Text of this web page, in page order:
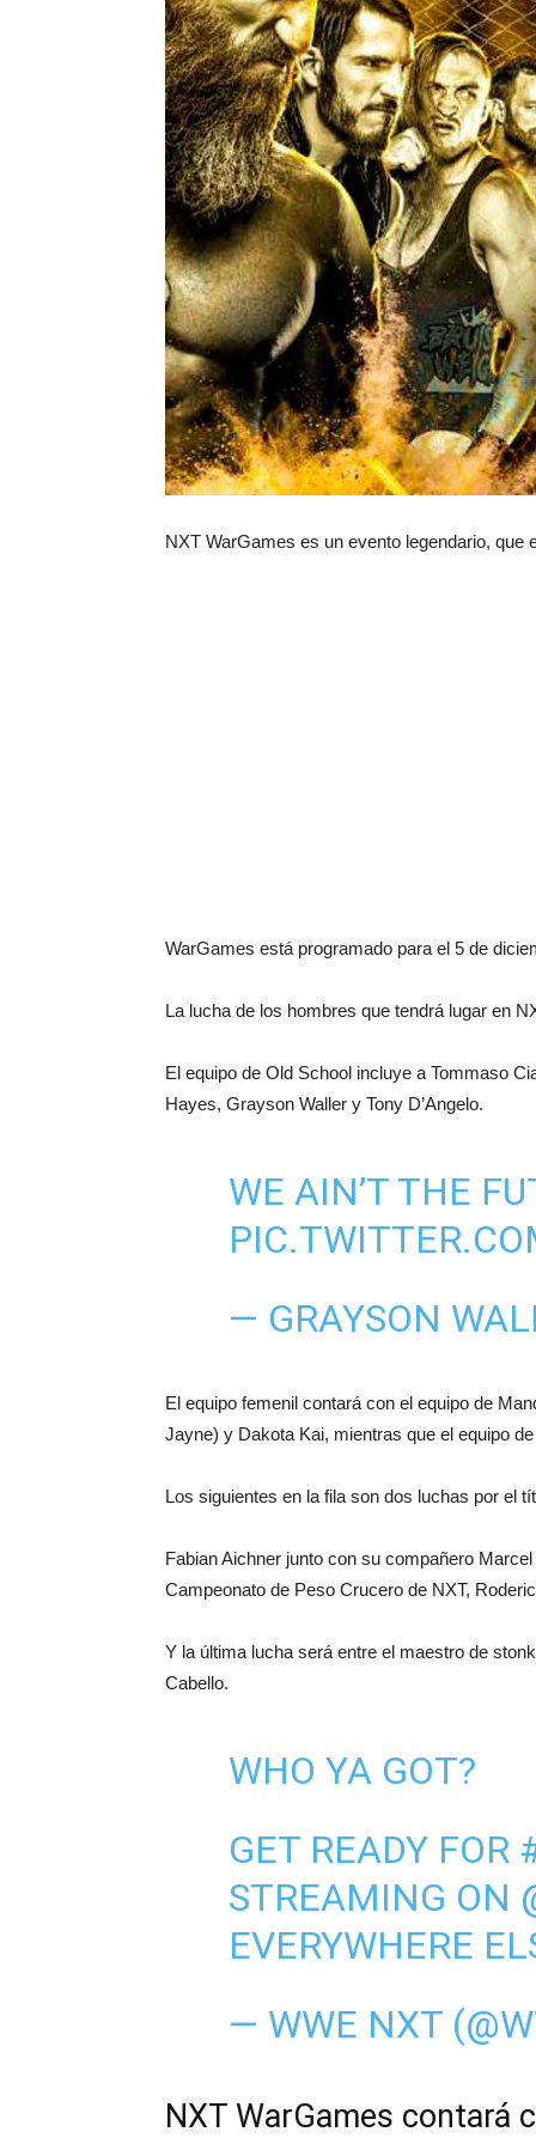
NXT WarGames es un evento legendario, que
WarGames está programado para el 5 de
La lucha de los hombres que tendrá lugar en
El equipo de Old School incluye a Tommaso
Hayes, Grayson Waller y Tony D’Angelo.
WE AIN’T THE
— GRAYSON
El equipo femenil contará con el equipo de
Jayne) y Dakota Kai, mientras que el equipo
Los siguientes en la fila son dos luchas por el
Fabian Aichner junto con su compañero
Campeonato de Peso Crucero de NXT,
Y la última lucha será entre el maestro de
Cabello.
WHO YA GOT?
GET READY FOR
STREAMING ON
EVERYWHERE
— WWE NXT
NXT WarGames contará